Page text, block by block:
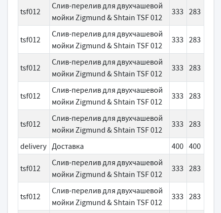
tsf012
Слив-перелив для двухчашевой
мойки Zigmund & Shtain TSF 012
333 283
tsf012
Слив-перелив для двухчашевой
мойки Zigmund & Shtain TSF 012
333 283
tsf012
Слив-перелив для двухчашевой
мойки Zigmund & Shtain TSF 012
333 283
tsf012
Слив-перелив для двухчашевой
мойки Zigmund & Shtain TSF 012
333 283
tsf012
Слив-перелив для двухчашевой
мойки Zigmund & Shtain TSF 012
333 283
delivery Доставка 400 400
tsf012
Слив-перелив для двухчашевой
мойки Zigmund & Shtain TSF 012
333 283
tsf012
Слив-перелив для двухчашевой
мойки Zigmund & Shtain TSF 012
333 283